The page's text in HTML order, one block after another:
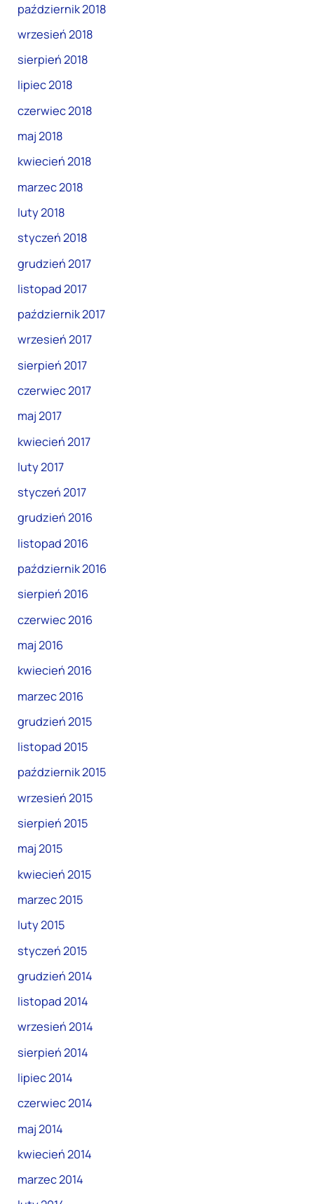
październik 2018
wrzesień 2018
sierpień 2018
lipiec 2018
czerwiec 2018
maj 2018
kwiecień 2018
marzec 2018
luty 2018
styczeń 2018
grudzień 2017
listopad 2017
październik 2017
wrzesień 2017
sierpień 2017
czerwiec 2017
maj 2017
kwiecień 2017
luty 2017
styczeń 2017
grudzień 2016
listopad 2016
październik 2016
sierpień 2016
czerwiec 2016
maj 2016
kwiecień 2016
marzec 2016
grudzień 2015
listopad 2015
październik 2015
wrzesień 2015
sierpień 2015
maj 2015
kwiecień 2015
marzec 2015
luty 2015
styczeń 2015
grudzień 2014
listopad 2014
wrzesień 2014
sierpień 2014
lipiec 2014
czerwiec 2014
maj 2014
kwiecień 2014
marzec 2014